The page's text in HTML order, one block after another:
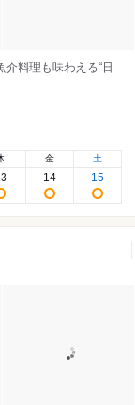
料理も味わえる“日
金
14
土
15